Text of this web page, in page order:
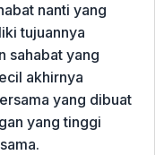
nanti yang
tujuannya
sahabat yang
akhirnya
yang dibuat
yang tinggi